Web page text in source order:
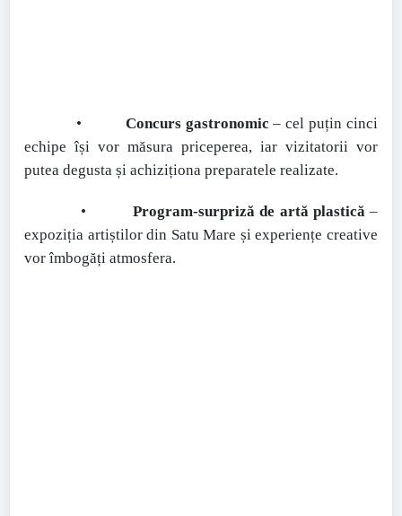
• Concurs gastronomic – cel puțin cinci
echipe își vor măsura priceperea, iar vizitatorii vor
putea degusta și achiziționa preparatele realizate.
• Program-surpriză de artă plastică–
expoziția artiștilor din Satu Mare și experiențe creative
vor îmbogăți atmosfera.